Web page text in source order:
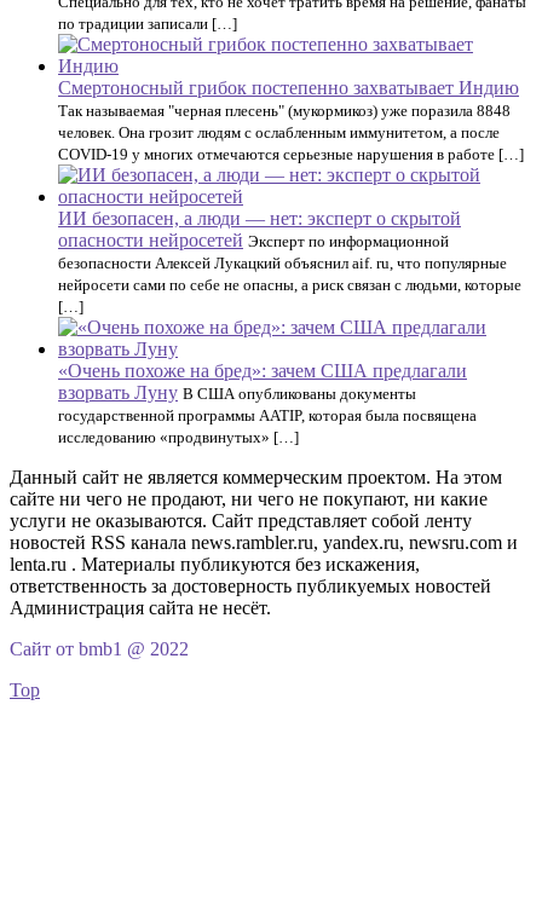
по традиции записали […]
Смертоносный грибок постепенно захватывает Индию
Так называемая "черная плесень" (мукормикоз) уже поразила 8848
человек. Она грозит людям с ослабленным иммунитетом, а после
COVID-19 у многих отмечаются серьезные нарушения в работе […]
ИИ безопасен, а люди — нет: эксперт о скрытой
опасности нейросетей Эксперт по информационной
безопасности Алексей Лукацкий объяснил aif. ru, что популярные
нейросети сами по себе не опасны, а риск связан с людьми, которые
[…]
«Очень похоже на бред»: зачем США предлагали
взорвать Луну В США опубликованы документы
государственной программы AATIP, которая была посвящена
исследованию «продвинутых» […]
Данный сайт не является коммерческим проектом. На этом
сайте ни чего не продают, ни чего не покупают, ни какие
услуги не оказываются. Сайт представляет собой ленту
новостей RSS канала news.rambler.ru, yandex.ru, newsru.com и
lenta.ru . Материалы публикуются без искажения,
ответственность за достоверность публикуемых новостей
Администрация сайта не несёт.
Сайт от bmb1 @ 2022
Top